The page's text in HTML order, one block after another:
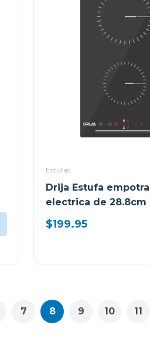
Estufas
Drija Estufa
electrica de 28.8cm
quemadores control
berlin
$199.95
7 8 9 10 11